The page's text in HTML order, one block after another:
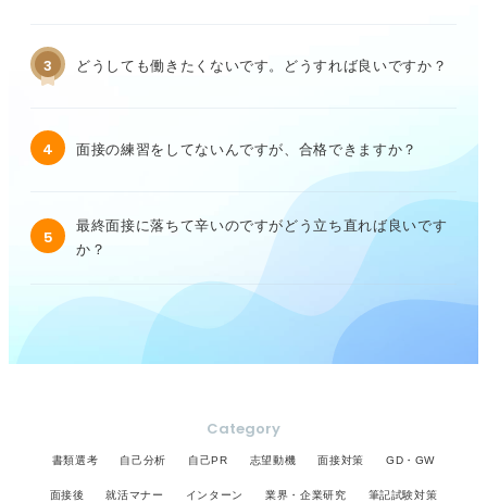
3 どうしても働きたくないです。どうすれば良いですか？
4 面接の練習をしてないんですが、合格できますか？
5
最終面接に落ちて辛いのですがどう立ち直れば良いです
か？
Category
書類選考 自己分析 自己PR 志望動機 面接対策 GD・GW
面接後 就活マナー インターン 業界・企業研究 筆記試験対策